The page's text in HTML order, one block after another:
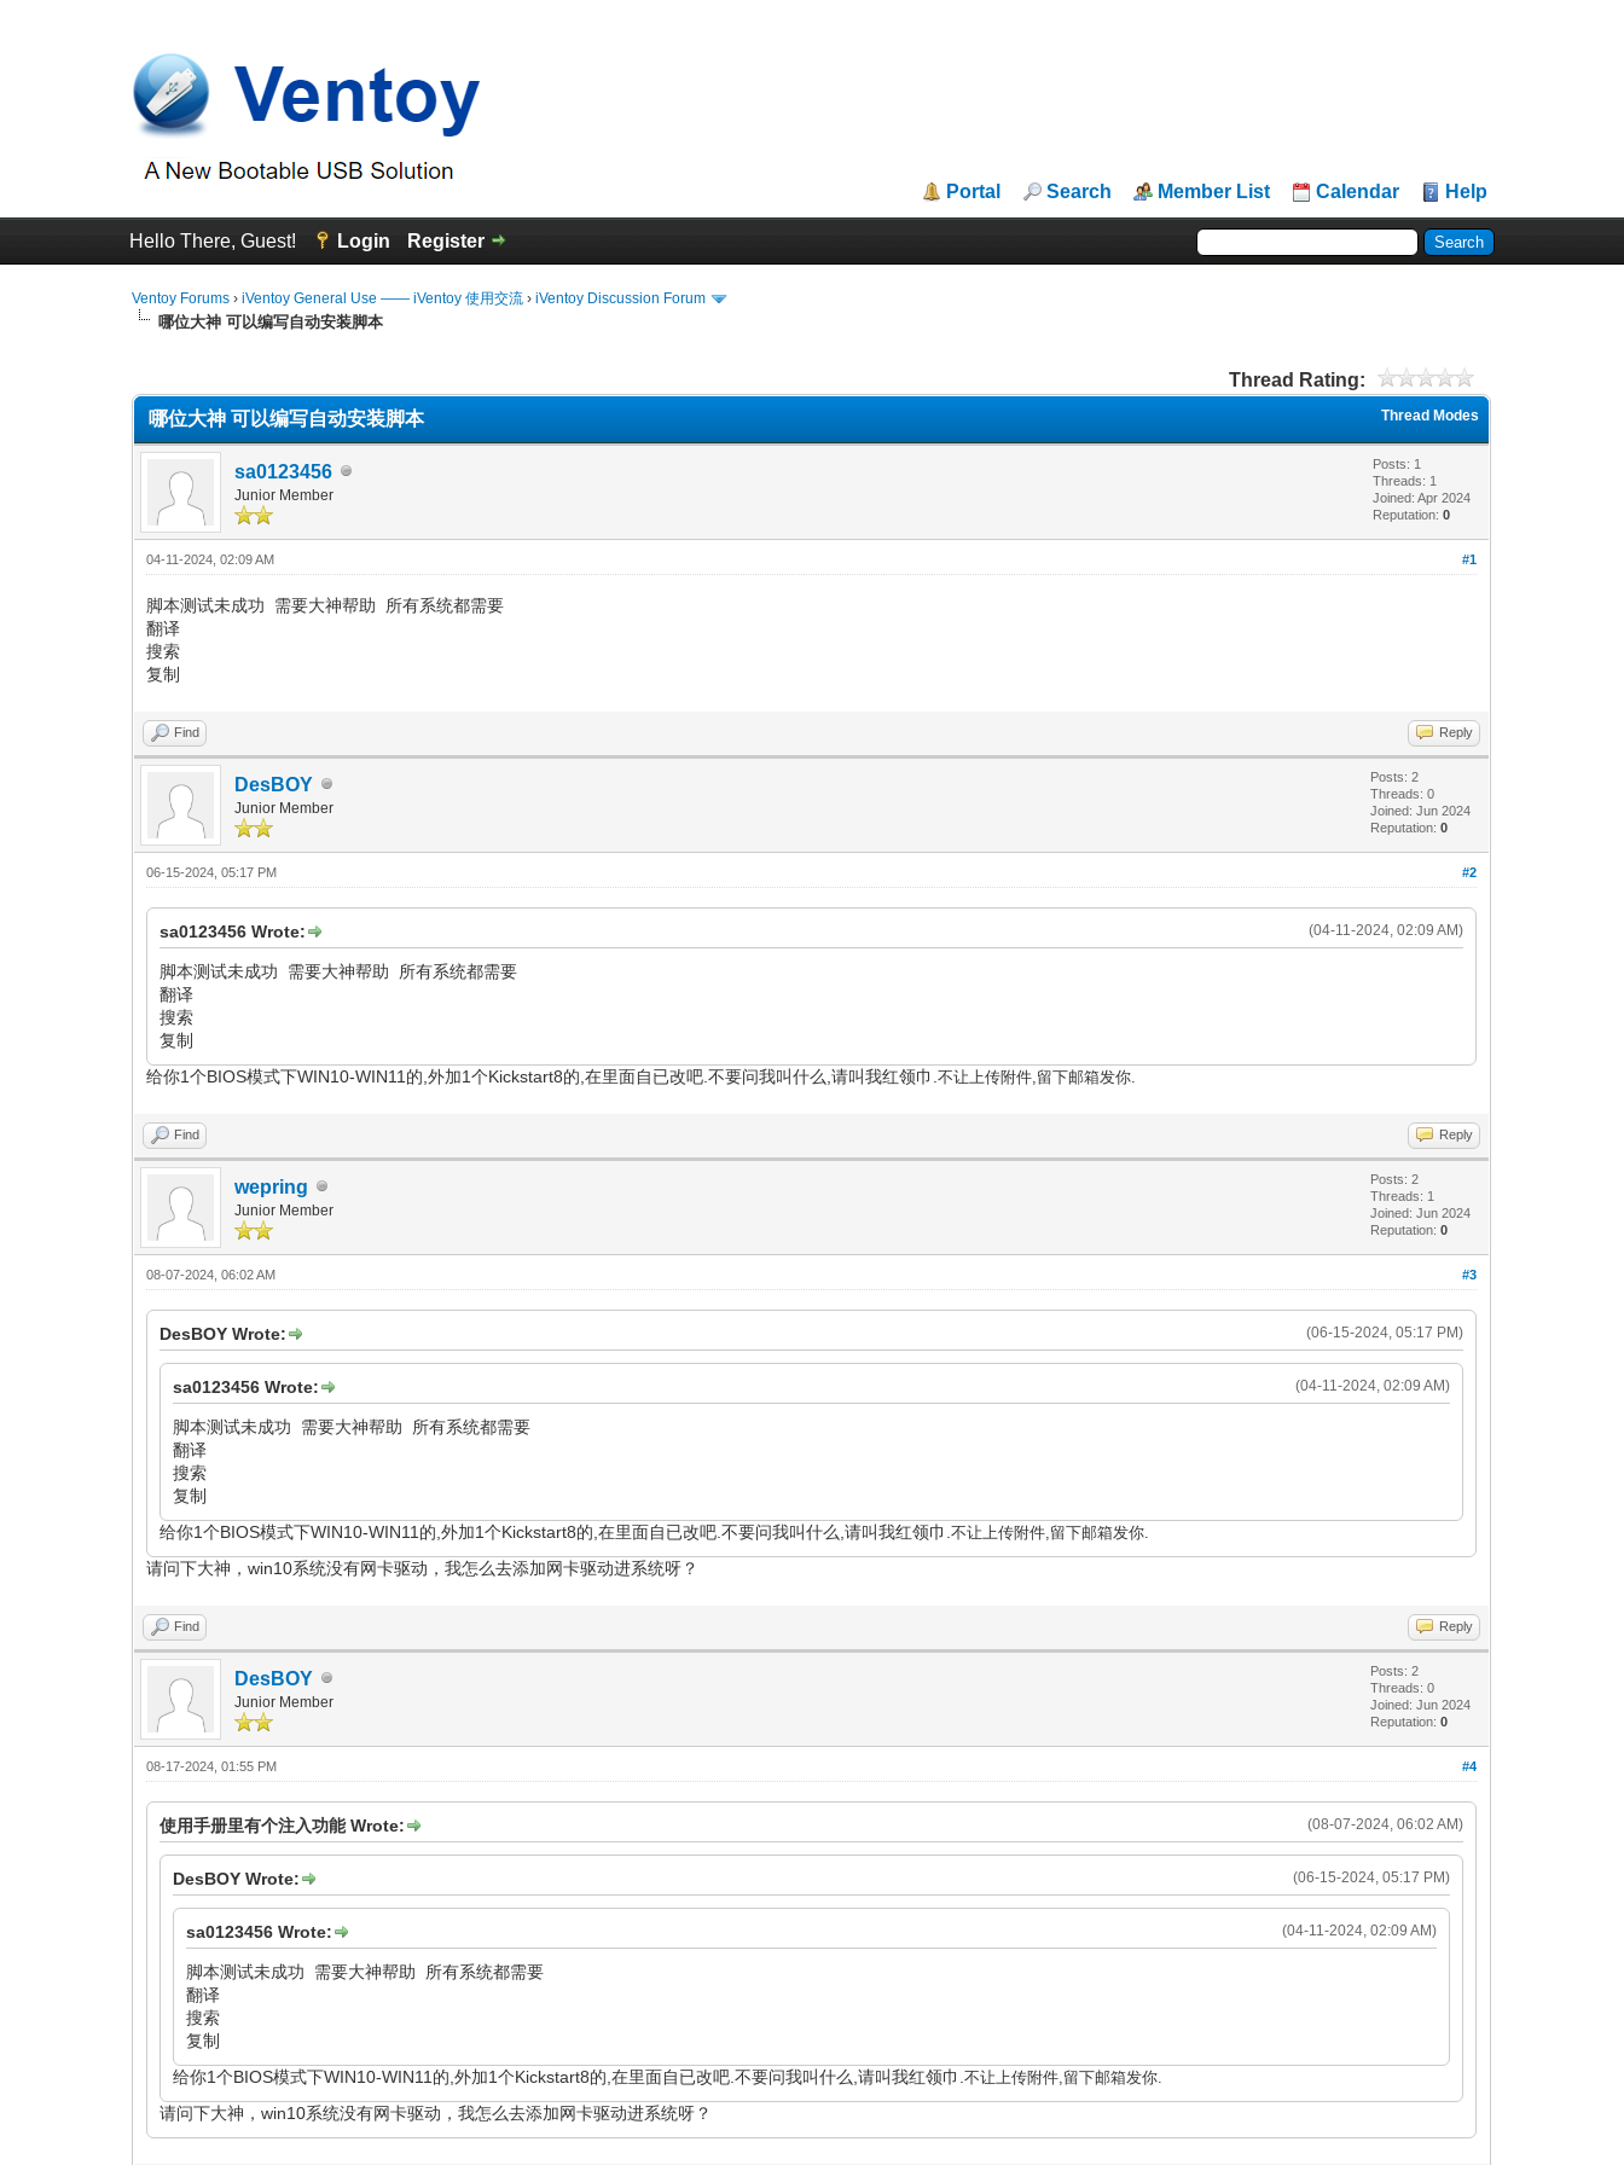
Portal Search Member List Calendar Help
Hello There, Guest! Login Register
Ventoy Forums ›iVentoy General Use —— iVentoy 使用交流 ›iVentoy Discussion Forum
哪位大神 可以编写自动安装脚本
Thread Rating:
Thread Modes
哪位大神 可以编写自动安装脚本
sa0123456
Junior Member
Posts: 1
Threads: 1
Joined: Apr 2024
Reputation:0
#1
04-11-2024, 02:09 AM
脚本测试未成功 需要大神帮助 所有系统都需要
翻译
搜索
复制
Find Reply
DesBOY
Junior Member
Posts: 2
Threads: 0
Joined: Jun 2024
Reputation:0
#2
06-15-2024, 05:17 PM
(04-11-2024, 02:09 AM)
sa0123456 Wrote:
脚本测试未成功 需要大神帮助 所有系统都需要
翻译
搜索
复制
给你1个BIOS模式下WIN10-WIN11的,外加1个Kickstart8的,在里面自已改吧.不要问我叫什么,请叫我红领巾.不让上传附件,留下邮箱发你.
Find Reply
wepring
Junior Member
Posts: 2
Threads: 1
Joined: Jun 2024
Reputation:0
#3
08-07-2024, 06:02 AM
(06-15-2024, 05:17 PM)
DesBOY Wrote:
(04-11-2024, 02:09 AM)
sa0123456 Wrote:
脚本测试未成功 需要大神帮助 所有系统都需要
翻译
搜索
复制
给你1个BIOS模式下WIN10-WIN11的,外加1个Kickstart8的,在里面自已改吧.不要问我叫什么,请叫我红领巾.不让上传附件,留下邮箱发你.
请问下大神，win10系统没有网卡驱动，我怎么去添加网卡驱动进系统呀？
Find Reply
DesBOY
Junior Member
Posts: 2
Threads: 0
Joined: Jun 2024
Reputation:0
#4
08-17-2024, 01:55 PM
(08-07-2024, 06:02 AM)
使用手册里有个注入功能 Wrote:
(06-15-2024, 05:17 PM)
DesBOY Wrote:
(04-11-2024, 02:09 AM)
sa0123456 Wrote:
脚本测试未成功 需要大神帮助 所有系统都需要
翻译
搜索
复制
给你1个BIOS模式下WIN10-WIN11的,外加1个Kickstart8的,在里面自已改吧.不要问我叫什么,请叫我红领巾.不让上传附件,留下邮箱发你.
请问下大神，win10系统没有网卡驱动，我怎么去添加网卡驱动进系统呀？